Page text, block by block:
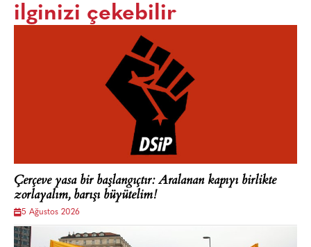
ilginizi çekebilir
Çerçeve yasa bir başlangıçtır: Aralanan kapıyı birlikte
zorlayalım, barışı büyütelim!
5 Ağustos 2026